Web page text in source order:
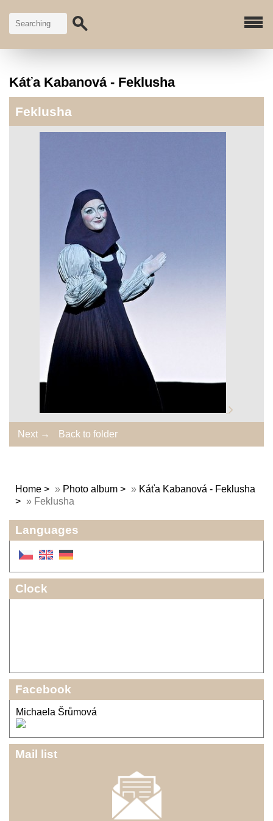
Káťa Kabanová - Feklusha
Feklusha
Next → Back to folder
Home » Photo album » Káťa Kabanová - Feklusha
» Feklusha
Languages
Clock
Facebook
Michaela Šrůmová
Mail list